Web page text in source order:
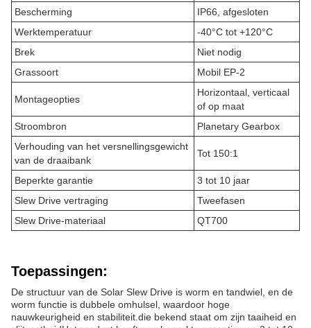
Bescherming
IP66, afgesloten
Werktemperatuur
-40°C tot +120°C
Brek
Niet nodig
Grassoort
Mobil EP-2
Montageopties
Horizontaal, verticaal
of op maat
Stroombron
Planetary Gearbox
Verhouding van het versnellingsgewicht
van de draaibank
Tot 150:1
Beperkte garantie
3 tot 10 jaar
Slew Drive vertraging
Tweefasen
Slew Drive-materiaal
QT700
Toepassingen:
De structuur van de Solar Slew Drive is worm en tandwiel, en de
worm functie is dubbele omhulsel, waardoor hoge
nauwkeurigheid en stabiliteit.die bekend staat om zijn taaiheid en